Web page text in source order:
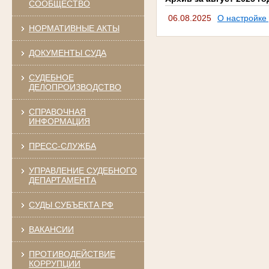
СООБЩЕСТВО
НОРМАТИВНЫЕ АКТЫ
ДОКУМЕНТЫ СУДА
СУДЕБНОЕ
ДЕЛОПРОИЗВОДСТВО
СПРАВОЧНАЯ
ИНФОРМАЦИЯ
ПРЕСС-СЛУЖБА
УПРАВЛЕНИЕ СУДЕБНОГО
ДЕПАРТАМЕНТА
СУДЫ СУБЪЕКТА РФ
ВАКАНСИИ
ПРОТИВОДЕЙСТВИЕ
КОРРУПЦИИ
06.08.2025
О